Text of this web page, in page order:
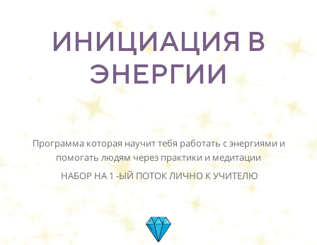
ИНИЦИАЦИЯ В
ЭНЕРГИИ
Программа которая научит тебя работать с энергиями и
помогать людям через практики и медитации
НАБОР НА 1 -ЫЙ ПОТОК ЛИЧНО К УЧИТЕЛЮ